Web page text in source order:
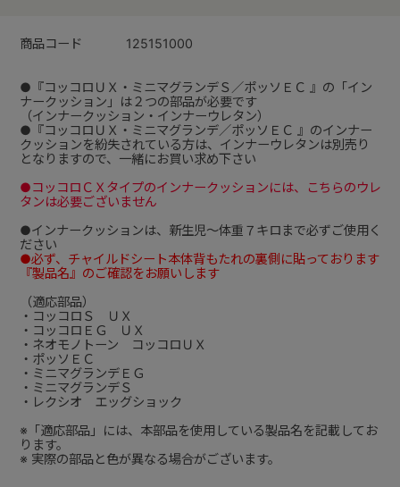
商品コード 125151000
●『コッコロＵＸ・ミニマグランデＳ／ポッソＥＣ 』の「イン
ナークッション」は２つの部品が必要です
（インナークッション・インナーウレタン）
●『コッコロＵＸ・ミニマグランデ／ポッソＥＣ 』のインナー
クッションを紛失されている方は、インナーウレタンは別売り
となりますので、一緒にお買い求め下さい
●コッコロＣＸタイプのインナークッションには、こちらのウレ
タンは必要ございません
●インナークッションは、新生児～体重７キロまで必ずご使用く
ださい
●必ず、チャイルドシート本体背もたれの裏側に貼っております
『製品名』のご確認をお願いします
（適応部品）
・コッコロＳ ＵＸ
・コッコロＥＧ ＵＸ
・ネオモノトーン コッコロＵＸ
・ポッソＥＣ
・ミニマグランデＥＧ
・ミニマグランデＳ
・レクシオ エッグショック
※「適応部品」には、本部品を使用している製品名を記載してお
ります。
※ 実際の部品と色が異なる場合がございます。